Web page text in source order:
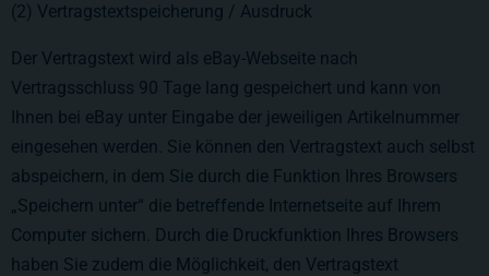
(2) Vertragstextspeicherung / Ausdruck
Der Vertragstext wird als eBay-Webseite nach
Vertragsschluss 90 Tage lang gespeichert und kann von
Ihnen bei eBay unter Eingabe der jeweiligen Artikelnummer
eingesehen werden. Sie können den Vertragstext auch selbst
abspeichern, in dem Sie durch die Funktion Ihres Browsers
„Speichern unter“ die betreffende Internetseite auf Ihrem
Computer sichern. Durch die Druckfunktion Ihres Browsers
haben Sie zudem die Möglichkeit, den Vertragstext